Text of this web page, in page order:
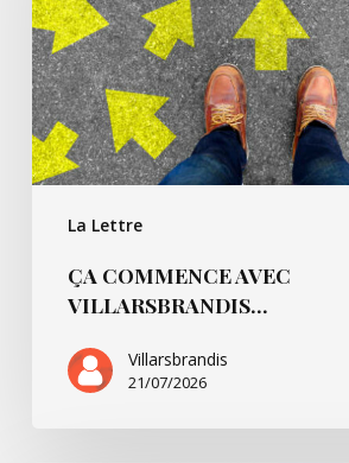
La Lettre
ÇA COMMENCE AVEC
VILLARSBRANDIS…
Villarsbrandis
21/07/2026